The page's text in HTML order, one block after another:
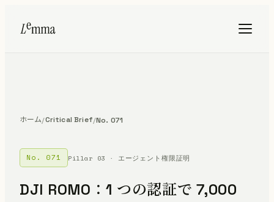
ホーム/Critical Brief/No. 071
No. 071 Pillar 03 · エージェント権限証明
DJI ROMO：1 つの認証で 7,000